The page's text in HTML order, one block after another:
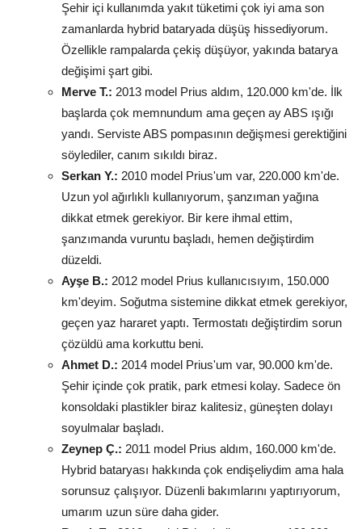
Şehir içi kullanımda yakıt tüketimi çok iyi ama son
zamanlarda hybrid bataryada düşüş hissediyorum.
Özellikle rampalarda çekiş düşüyor, yakında batarya
değişimi şart gibi.
Merve T.: 2013 model Prius aldım, 120.000 km'de. İlk
başlarda çok memnundum ama geçen ay ABS ışığı
yandı. Serviste ABS pompasının değişmesi gerektiğini
söylediler, canım sıkıldı biraz.
Serkan Y.: 2010 model Prius'um var, 220.000 km'de.
Uzun yol ağırlıklı kullanıyorum, şanzıman yağına
dikkat etmek gerekiyor. Bir kere ihmal ettim,
şanzımanda vuruntu başladı, hemen değiştirdim
düzeldi.
Ayşe B.: 2012 model Prius kullanıcısıyım, 150.000
km'deyim. Soğutma sistemine dikkat etmek gerekiyor,
geçen yaz hararet yaptı. Termostatı değiştirdim sorun
çözüldü ama korkuttu beni.
Ahmet D.: 2014 model Prius'um var, 90.000 km'de.
Şehir içinde çok pratik, park etmesi kolay. Sadece ön
konsoldaki plastikler biraz kalitesiz, güneşten dolayı
soyulmalar başladı.
Zeynep Ç.: 2011 model Prius aldım, 160.000 km'de.
Hybrid bataryası hakkında çok endişeliydim ama hala
sorunsuz çalışıyor. Düzenli bakımlarını yaptırıyorum,
umarım uzun süre daha gider.